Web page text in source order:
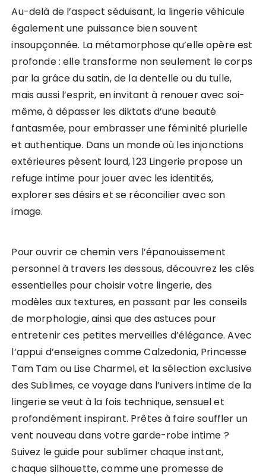
Au-delà de l’aspect séduisant, la lingerie véhicule
également une puissance bien souvent
insoupçonnée. La métamorphose qu’elle opère est
profonde : elle transforme non seulement le corps
par la grâce du satin, de la dentelle ou du tulle,
mais aussi l’esprit, en invitant à renouer avec soi-
même, à dépasser les diktats d’une beauté
fantasmée, pour embrasser une féminité plurielle
et authentique. Dans un monde où les injonctions
extérieures pèsent lourd, 123 Lingerie propose un
refuge intime pour jouer avec les identités,
explorer ses désirs et se réconcilier avec son
image.
Pour ouvrir ce chemin vers l’épanouissement
personnel à travers les dessous, découvrez les clés
essentielles pour choisir votre lingerie, des
modèles aux textures, en passant par les conseils
de morphologie, ainsi que des astuces pour
entretenir ces petites merveilles d’élégance. Avec
l’appui d’enseignes comme Calzedonia, Princesse
Tam Tam ou Lise Charmel, et la sélection exclusive
des Sublimes, ce voyage dans l’univers intime de la
lingerie se veut à la fois technique, sensuel et
profondément inspirant. Prêtes à faire souffler un
vent nouveau dans votre garde-robe intime ?
Suivez le guide pour sublimer chaque instant,
chaque silhouette, comme une promesse de